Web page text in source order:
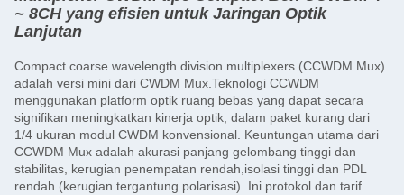
~ 8CH yang efisien untuk Jaringan Optik
Lanjutan
Compact coarse wavelength division multiplexers (CCWDM Mux)
adalah versi mini dari CWDM Mux.Teknologi CCWDM
menggunakan platform optik ruang bebas yang dapat secara
signifikan meningkatkan kinerja optik, dalam paket kurang dari
1/4 ukuran modul CWDM konvensional. Keuntungan utama dari
CCWDM Mux adalah akurasi panjang gelombang tinggi dan
stabilitas, kerugian penempatan rendah,isolasi tinggi dan PDL
rendah (kerugian tergantung polarisasi). Ini protokol dan tarif